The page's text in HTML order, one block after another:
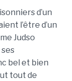
d’un
l’être d’un
Judso
bel et bien
tout de